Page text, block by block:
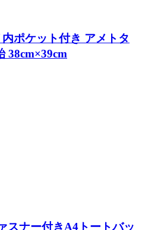
ポケット付き アメトタ
38cm×39cm
スナー付きA4トートバッ